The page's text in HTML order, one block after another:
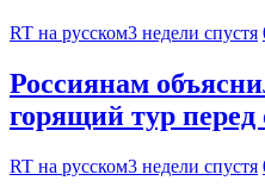
RT на русском3 недели спустя
Россиянам
горящий тур перед
RT на русском3 недели спустя